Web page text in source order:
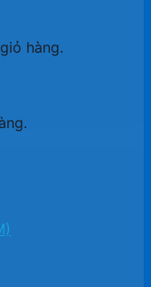
hàng.